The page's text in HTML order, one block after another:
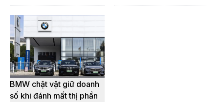
BMW chật vật giữ doanh
số khi đánh mất thị phần